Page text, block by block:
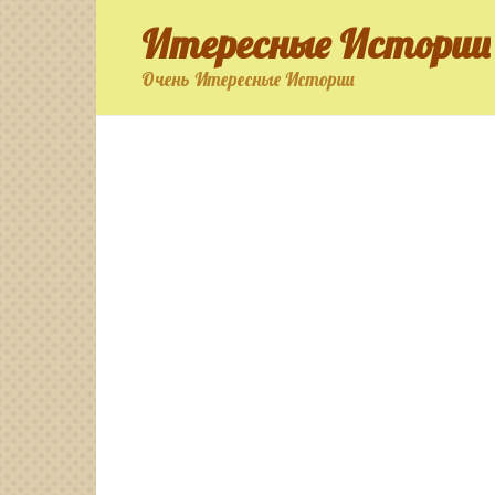
Итересные Истории
Очень Итересные Истории